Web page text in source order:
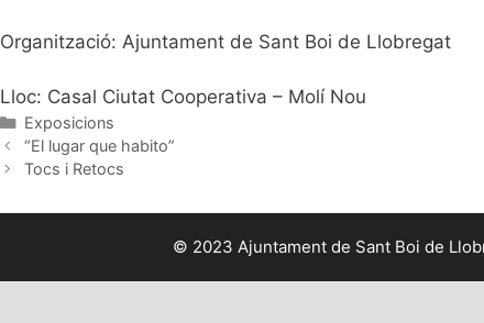
Organització: Ajuntament de Sant Boi de Llobregat
Lloc: Casal Ciutat Cooperativa – Molí Nou
Categories
Exposicions
“El lugar que habito”
Tocs i Retocs
© 2023 Ajuntament de Sant Boi de